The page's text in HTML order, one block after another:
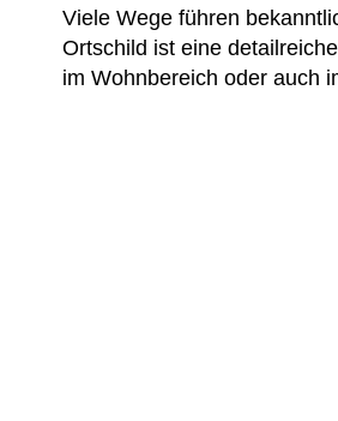
Viele Wege führen
Ortschild ist eine
im Wohnbereich oder auch